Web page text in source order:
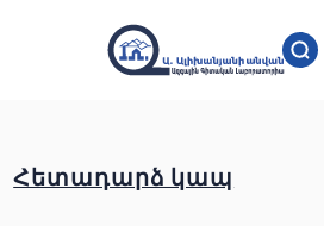
Հետադարձ կապ